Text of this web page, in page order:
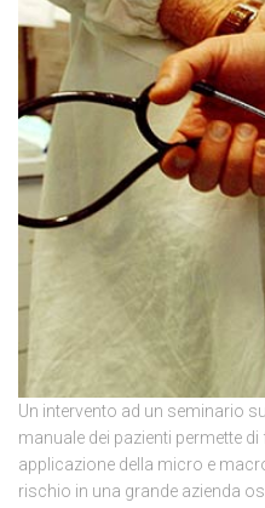
Un intervento ad un seminario
manuale dei pazienti permette
applicazione della micro e
rischio in una grande azienda